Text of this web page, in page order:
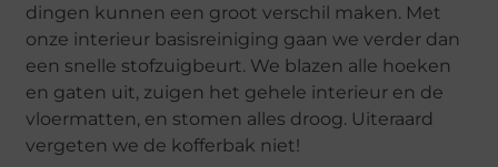
dingen kunnen een groot verschil maken. Met
onze interieur basisreiniging gaan we verder dan
een snelle stofzuigbeurt. We blazen alle hoeken
en gaten uit, zuigen het gehele interieur en de
vloermatten, en stomen alles droog. Uiteraard
vergeten we de kofferbak niet!